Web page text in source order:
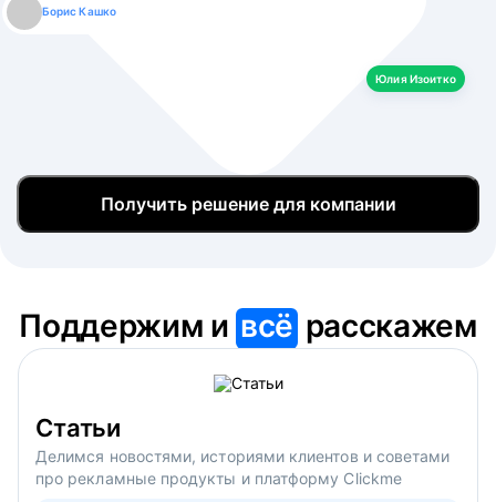
Борис Кашко
Юлия Изоитко
Юлия Изоитко
Александр Кулагин
Даниил Макаров
Екатерина Лазаренко
Получить решение для компании
Поддержим ивсё расскажем
Статьи
Делимся новостями, историями клиентов и советами
про рекламные продукты и платформу Clickme